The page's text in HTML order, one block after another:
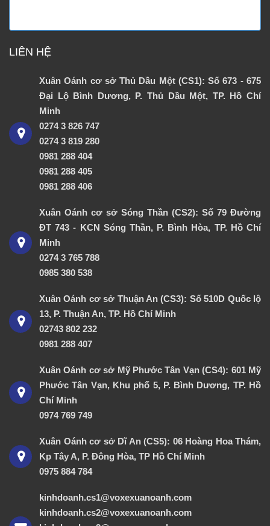
LIÊN HỆ
Xuân Oánh cơ sở Thủ Dầu Một (CS1): Số 673 - 675
Đại Lộ Bình Dương, P. Thủ Dầu Một, TP. Hồ Chí
Minh
0274 3 826 747
0274 3 819 280
0981 288 404
0981 288 405
0981 288 406
Xuân Oánh cơ sở Sóng Thần (CS2): Số 79 Đường
ĐT 743 - KCN Sóng Thần, P. Bình Hòa, TP. Hồ Chí
Minh
0274 3 765 788
0985 380 538
Xuân Oánh cơ sở Thuận An (CS3): Số 510D Quốc lộ
13, P. Thuận An, TP. Hồ Chí Minh
02743 802 232
0981 288 407
Xuân Oánh cơ sở Mỹ Phước Tân Vạn (CS4): 601 Mỹ
Phước Tân Vạn, Khu phố 5, P. Bình Dương, TP. Hồ
Chí Minh
0974 769 749
Xuân Oánh cơ sở Dĩ An (CS5): 06 Hoàng Hoa Thám,
Kp Tây A, P. Đông Hòa, TP Hồ Chí Minh
0975 884 784
kinhdoanh.cs1@voxexuanoanh.com
kinhdoanh.cs2@voxexuanoanh.com